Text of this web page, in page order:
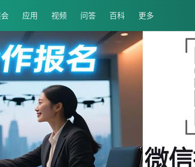
应用 视频 问答 百科 更多